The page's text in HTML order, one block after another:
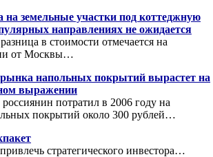
на земельные участки под коттеджную
направлениях не ожидается
в стоимости отмечается на
от Москвы…
рынка напольных покрытий вырастет на
выражении
потратил в 2006 году на
покрытий около 300 рублей…
стратегического инвестора…